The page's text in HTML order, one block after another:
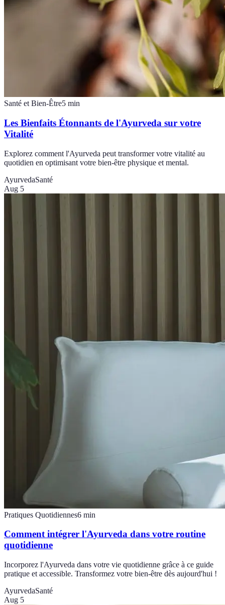
Santé et Bien-Être5 min
Les Bienfaits Étonnants de l'Ayurveda sur votre
Vitalité
Explorez comment l'Ayurveda peut transformer votre vitalité au
quotidien en optimisant votre bien-être physique et mental.
AyurvedaSanté
Aug 5
Pratiques Quotidiennes6 min
Comment intégrer l'Ayurveda dans votre routine
quotidienne
Incorporez l'Ayurveda dans votre vie quotidienne grâce à ce guide
pratique et accessible. Transformez votre bien-être dès aujourd'hui !
AyurvedaSanté
Aug 5